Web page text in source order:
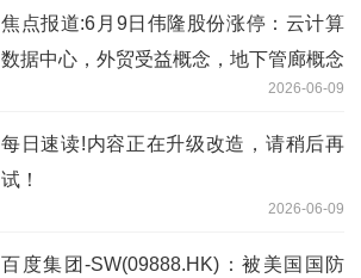
焦点报道:6月9日伟隆股份涨停：云计算
数据中心，外贸受益概念，地下管廊概念
2026-06-09
每日速读!内容正在升级改造，请稍后再
试！
2026-06-09
百度集团-SW(09888.HK)：被美国国防